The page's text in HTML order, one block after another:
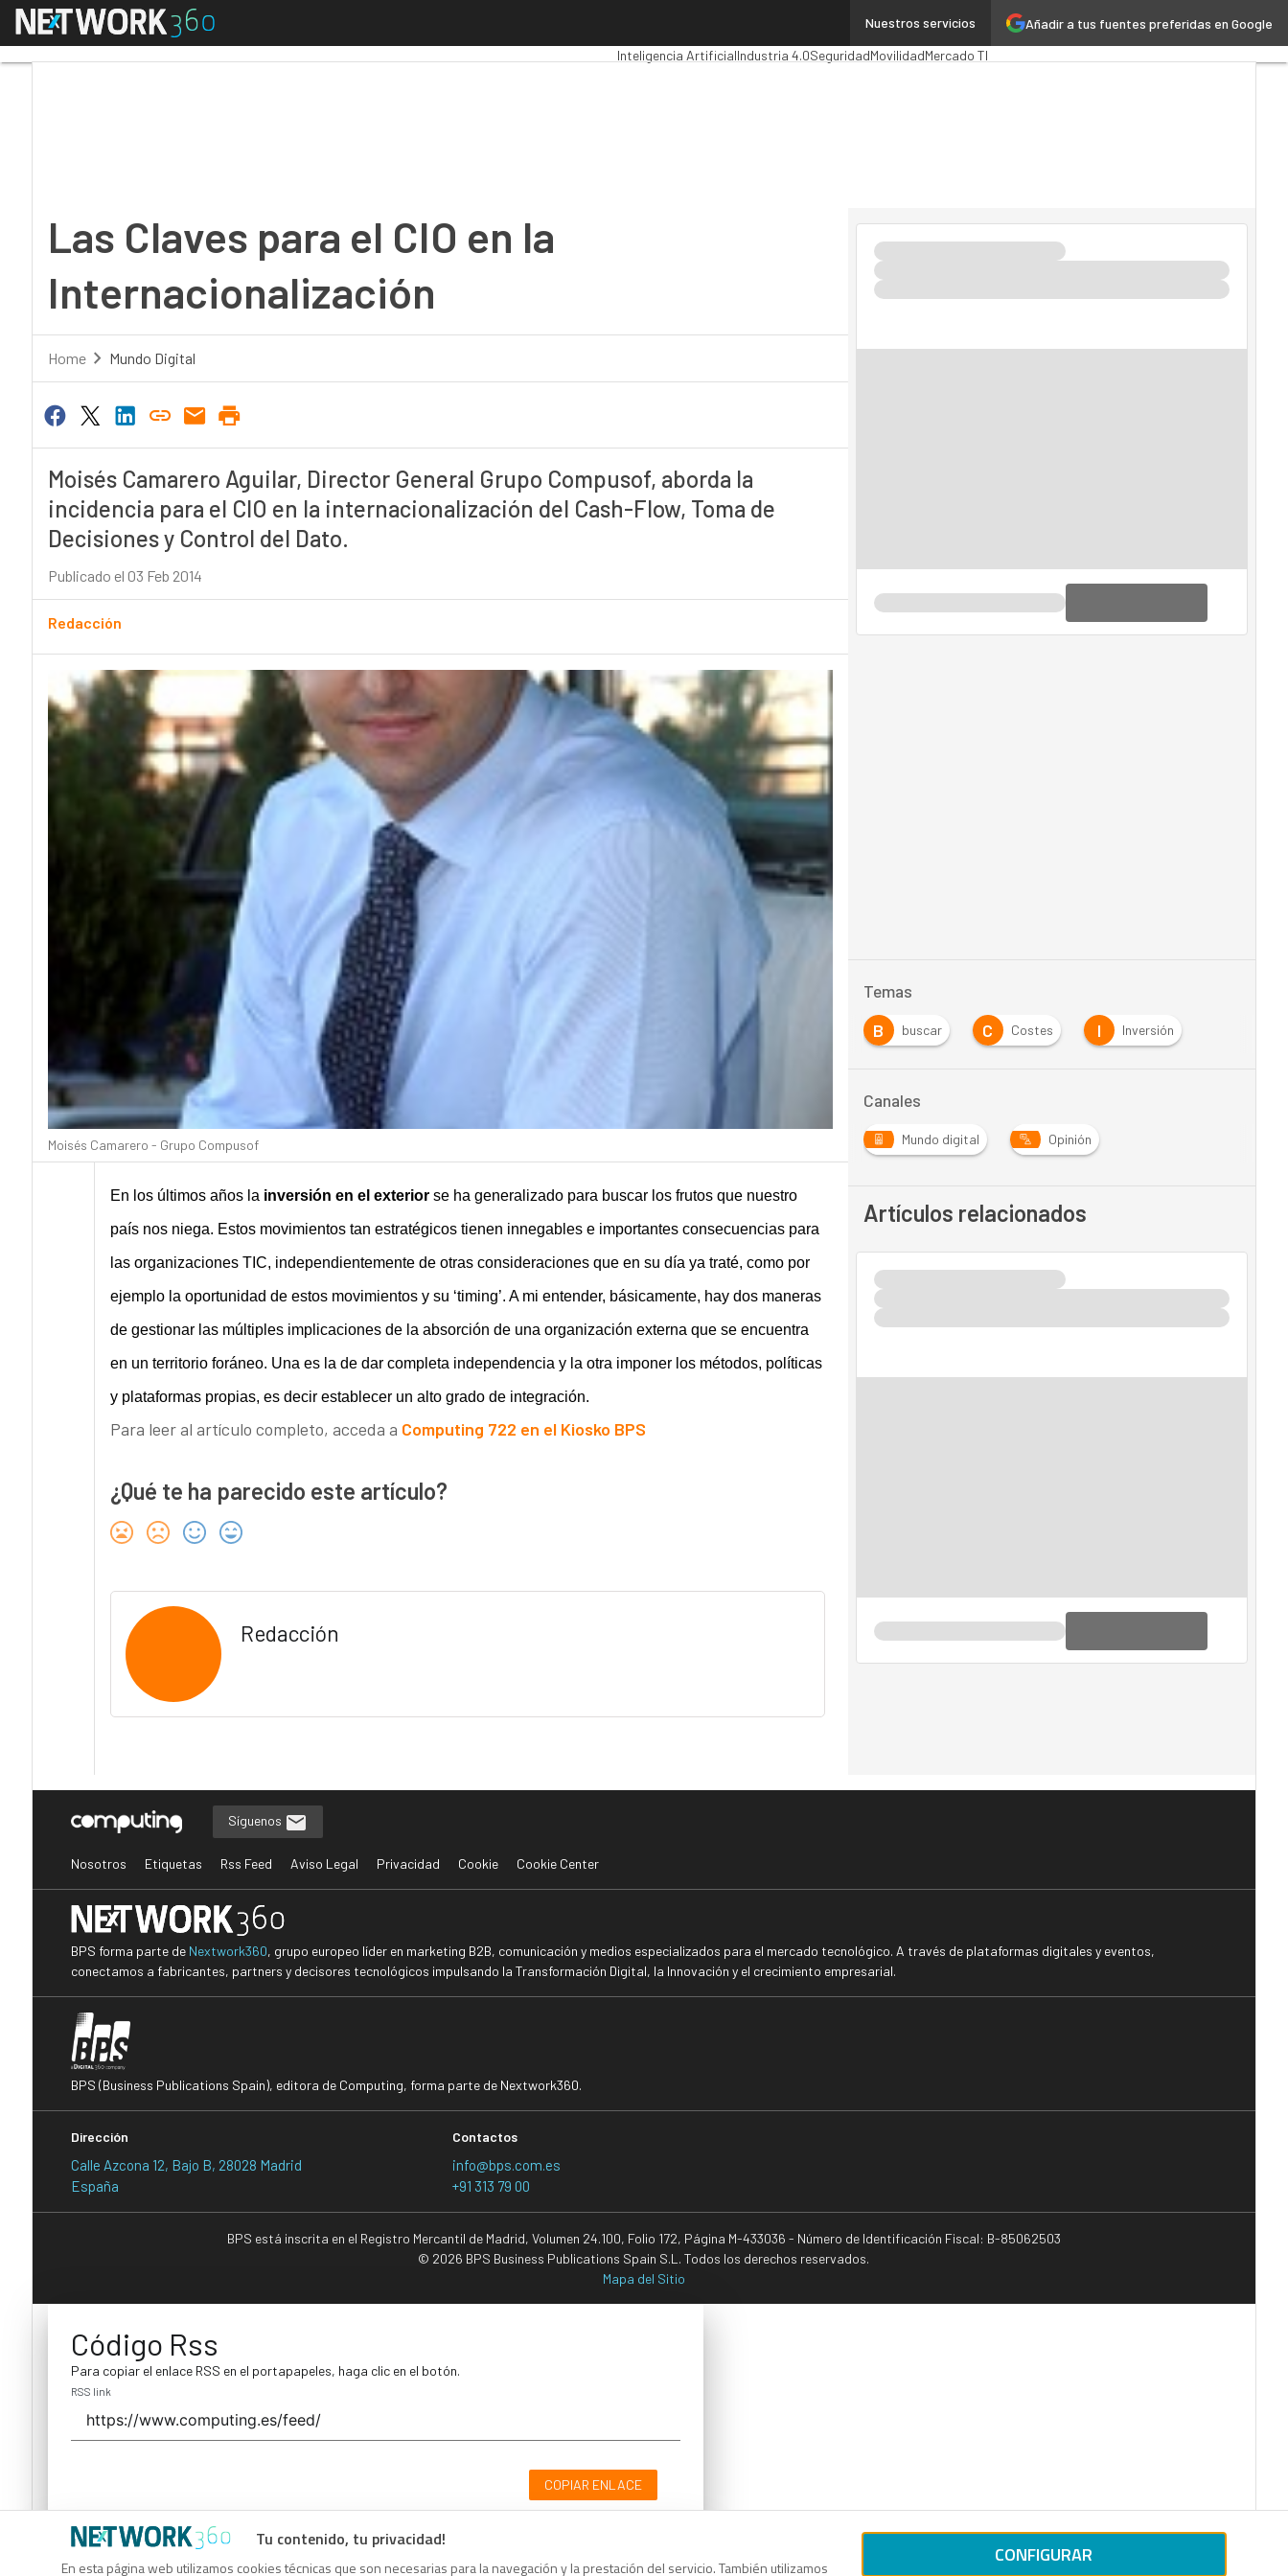
Añadir a tus fuentes preferidas en Google
Nuestros servicios
Menú Administración Pública MarTechCloud
Inteligencia ArtificialIndustria 4.0SeguridadMovilidadMercado TI
Las Claves para el CIO en la
Internacionalización
Home Mundo Digital
Moisés Camarero Aguilar, Director General Grupo Compusof, aborda la
incidencia para el CIO en la internacionalización del Cash-Flow, Toma de
Decisiones y Control del Dato.
Publicado el 03 Feb 2014
Redacción
Moisés Camarero - Grupo Compusof
En los últimos años la inversión en el exterior se ha generalizado para buscar los frutos que nuestro
país nos niega. Estos movimientos tan estratégicos tienen innegables e importantes consecuencias para
las organizaciones TIC, independientemente de otras consideraciones que en su día ya traté, como por
ejemplo la oportunidad de estos movimientos y su ‘timing’. A mi entender, básicamente, hay dos maneras
de gestionar las múltiples implicaciones de la absorción de una organización externa que se encuentra
en un territorio foráneo. Una es la de dar completa independencia y la otra imponer los métodos, políticas
y plataformas propias, es decir establecer un alto grado de integración.
Para leer al artículo completo, acceda a Computing 722 en el Kiosko BPS
¿Qué te ha parecido este artículo?
Redacción
Temas
B
buscar C Costes I Inversión
Canales
Mundo digital Opinión
Artículos relacionados
Tu contenido, tu privacidad!
En esta página web utilizamos cookies técnicas que son necesarias para la navegación y la prestación del servicio. También utilizamos
CONFIGURAR
Síguenos
Nosotros Etiquetas Rss Feed Aviso Legal Privacidad Cookie Cookie Center
BPS forma parte de Nextwork360, grupo europeo líder en marketing B2B, comunicación y medios especializados para el mercado tecnológico. A través de plataformas digitales y eventos,
conectamos a fabricantes, partners y decisores tecnológicos impulsando la Transformación Digital, la Innovación y el crecimiento empresarial.
BPS (Business Publications Spain), editora de Computing, forma parte de Nextwork360.
Dirección
Calle Azcona 12, Bajo B, 28028 Madrid
España
Contactos
info@bps.com.es
+91 313 79 00
BPS está inscrita en el Registro Mercantil de Madrid, Volumen 24.100, Folio 172, Página M-433036 - Número de Identificación Fiscal: B-85062503
© 2026 BPS Business Publications Spain S.L. Todos los derechos reservados.
Mapa del Sitio
Código Rss
Para copiar el enlace RSS en el portapapeles, haga clic en el botón.
RSS link
COPIAR ENLACE
Código Rss